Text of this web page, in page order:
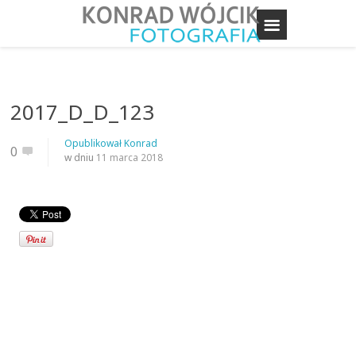
2017_D_D_123
0 OpublikowałKonrad
w dniu 11 marca 2018